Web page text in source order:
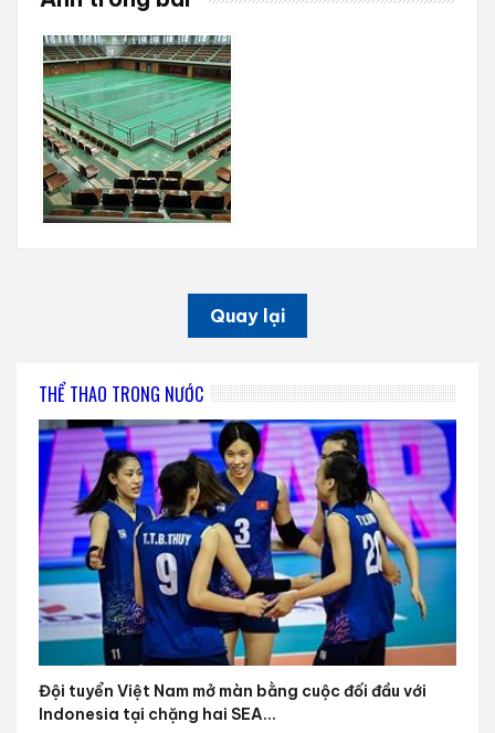
Quay lại
THỂ THAO TRONG NƯỚC
Đội tuyển Việt Nam mở màn bằng cuộc đối đầu với
Indonesia tại chặng hai SEA...